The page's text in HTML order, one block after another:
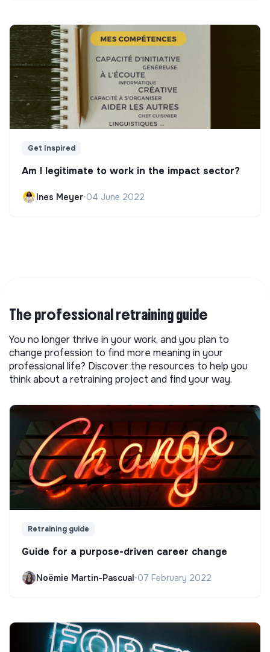
Get Inspired
Am I legitimate to work in the impact sector?
Ines Meyer•04 June 2022
The professional retraining guide
You no longer thrive in your work, and you plan to
change profession to find more meaning in your
professional life? Discover the resources to help you
think about a retraining project and find your way.
Retraining guide
Guide for a purpose-driven career change
Noëmie Martin-Pascual•07 February 2022